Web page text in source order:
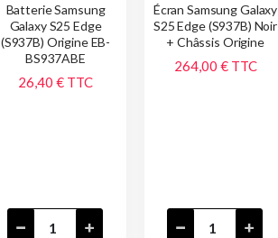
Batterie Samsung
Galaxy S25 Edge
(S937B) Origine EB-
BS937ABE
26,40 € TTC
Écran Samsung Galaxy
S25 Edge (S937B) Noir
+ Châssis Origine
264,00 € TTC